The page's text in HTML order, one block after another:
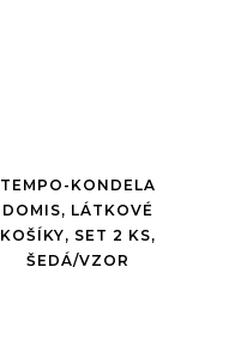
TEMPO-KONDELA
DOMIS, LÁTKOVÉ
KOŠÍKY, SET 2 KS,
ŠEDÁ/VZOR